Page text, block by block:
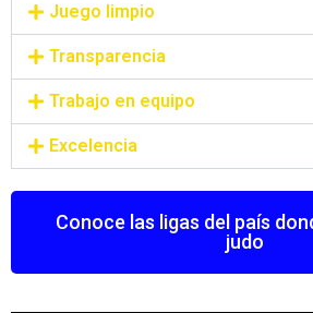
Juego limpio
Transparencia
Trabajo en equipo
Excelencia
Conoce las ligas del país
judo